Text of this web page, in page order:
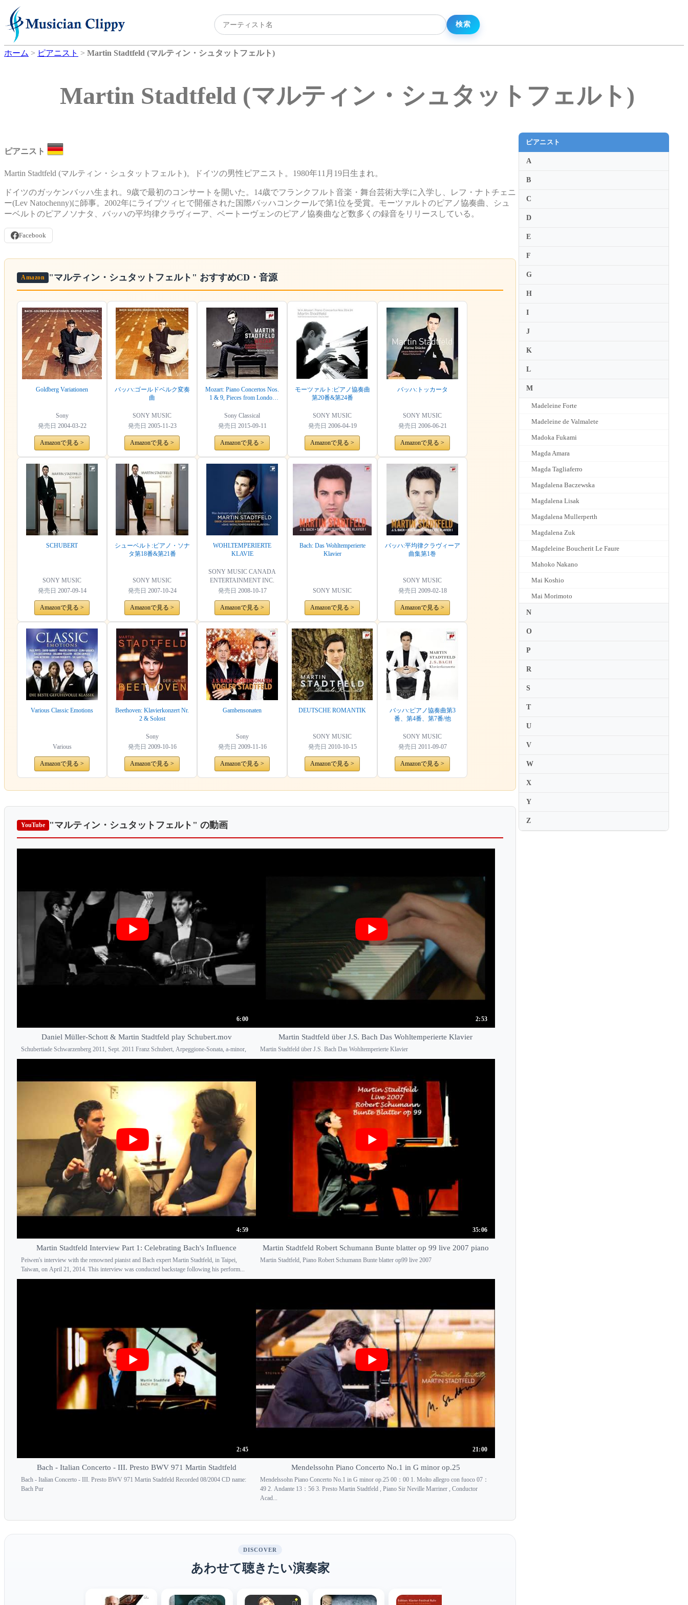
ホーム > ピアニスト > Martin Stadtfeld (マルティン・シュタットフェルト)
Martin Stadtfeld (マルティン・シュタットフェルト)
ピアニスト
Martin Stadtfeld (マルティン・シュタットフェルト)。ドイツの男性ピアニスト。1980年11月19日生まれ。
ドイツのガッケンバッハ生まれ。9歳で最初のコンサートを開いた。14歳でフランクフルト音楽・舞台芸術大学に入学し、レフ・ナトチェニ
ー(Lev Natochenny)に師事。2002年にライプツィヒで開催された国際バッハコンクールで第1位を受賞。モーツァルトのピアノ協奏曲、シュ
ーベルトのピアノソナタ、バッハの平均律クラヴィーア、ベートーヴェンのピアノ協奏曲など数多くの録音をリリースしている。
Facebook
Amazon "マルティン・シュタットフェルト" おすすめCD・音源
Goldberg Variationen
Sony
発売日 2004-03-22
Amazonで見る >
バッハ:ゴールドベルク変奏
曲
SONY MUSIC
発売日 2005-11-23
Amazonで見る >
Mozart: Piano Concertos Nos.
1 & 9, Pieces from London
Sony Classical
発売日 2015-09-11
Amazonで見る >
モーツァルト:ピアノ協奏曲
第20番&第24番
SONY MUSIC
発売日 2006-04-19
Amazonで見る >
バッハ:トッカータ
SONY MUSIC
発売日 2006-06-21
Amazonで見る >
SCHUBERT
SONY MUSIC
発売日 2007-09-14
Amazonで見る >
シューベルト:ピアノ・ソナ
タ第18番&第21番
SONY MUSIC
発売日 2007-10-24
Amazonで見る >
WOHLTEMPERIERTE
KLAVIE
SONY MUSIC CANADA
ENTERTAINMENT INC.
発売日 2008-10-17
Amazonで見る >
Bach: Das Wohltemperierte
Klavier
SONY MUSIC
Amazonで見る >
バッハ:平均律クラヴィーア
曲集第1巻
SONY MUSIC
発売日 2009-02-18
Amazonで見る >
Various Classic Emotions
Various
Amazonで見る >
Beethoven: Klavierkonzert Nr.
2 & Solost
Sony
発売日 2009-10-16
Amazonで見る >
Gambensonaten
Sony
発売日 2009-11-16
Amazonで見る >
DEUTSCHE ROMANTIK
SONY MUSIC
発売日 2010-10-15
Amazonで見る >
バッハ:ピアノ協奏曲第3
番、第4番、第7番/他
SONY MUSIC
発売日 2011-09-07
Amazonで見る >
YouTube "マルティン・シュタットフェルト" の動画
6:00
Daniel Müller-Schott & Martin Stadtfeld play Schubert.mov
Schubertiade Schwarzenberg 2011, Sept. 2011 Franz Schubert, Arpeggione-Sonata, a-minor,
2:53
Martin Stadtfeld über J.S. Bach Das Wohltemperierte Klavier
Martin Stadtfeld über J.S. Bach Das Wohltemperierte Klavier
4:59
Martin Stadtfeld Interview Part 1: Celebrating Bach's Influence
Peiwen's interview with the renowned pianist and Bach expert Martin Stadtfeld, in Taipei,
Taiwan, on April 21, 2014. This interview was conducted backstage following his perform...
35:06
Martin Stadtfeld Robert Schumann Bunte blatter op 99 live 2007 piano
Martin Stadtfeld, Piano Robert Schumann Bunte blatter op99 live 2007
2:45
Bach - Italian Concerto - III. Presto BWV 971 Martin Stadtfeld
Bach - Italian Concerto - III. Presto BWV 971 Martin Stadtfeld Recorded 08/2004 CD name:
Bach Pur
21:00
Mendelssohn Piano Concerto No.1 in G minor op.25
Mendelssohn Piano Concerto No.1 in G minor op.25 00：00 1. Molto allegro con fuoco 07：
49 2. Andante 13：56 3. Presto Martin Stadtfeld , Piano Sir Neville Marriner , Conductor
Acad...
DISCOVER
あわせて聴きたい演奏家
ピアニスト
A
B
C
D
E
F
G
H
I
J
K
L
M
Madeleine Forte
Madeleine de Valmalete
Madoka Fukami
Magda Amara
Magda Tagliaferro
Magdalena Baczewska
Magdalena Lisak
Magdalena Mullerperth
Magdalena Zuk
Magdeleine Boucherit Le Faure
Mahoko Nakano
Mai Koshio
Mai Morimoto
N
O
P
R
S
T
U
V
W
X
Y
Z